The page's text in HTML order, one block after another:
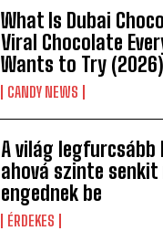
What Is Dubai
Viral Chocolate
Wants to Try (2026)
CANDY NEWS
A világ legfurcsább
ahová szinte senkit
engednek be
ÉRDEKES